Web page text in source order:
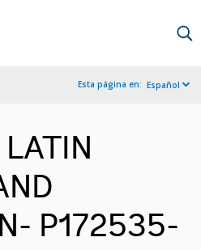
Esta página en: Español
P172535-